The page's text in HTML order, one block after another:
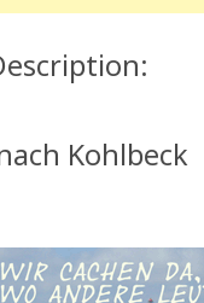
Kohlbeck